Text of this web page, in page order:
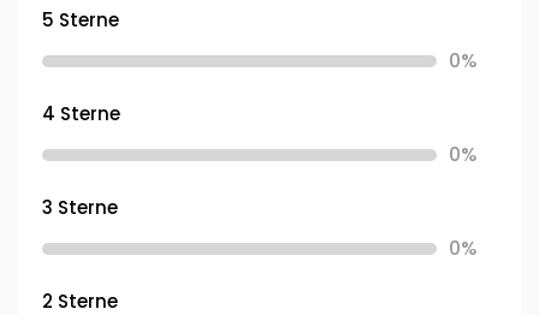
5 Sterne
0%
4 Sterne
0%
3 Sterne
0%
2 Sterne